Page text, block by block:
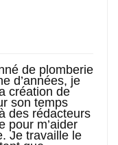
de plomberie
d’années, je
création de
son temps
des rédacteurs
pour m’aider
Je travaille le